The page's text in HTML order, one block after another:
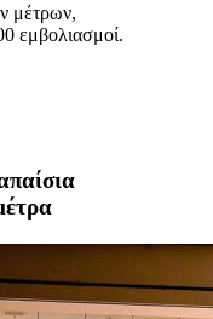
μέτρων,
εμβολιασμοί.